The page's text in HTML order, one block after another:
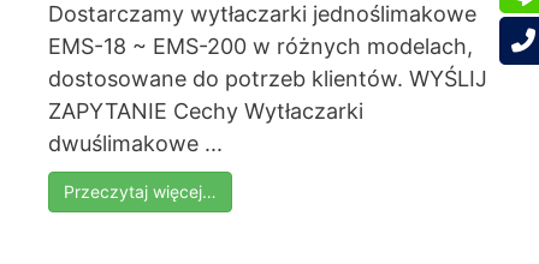
Dostarczamy wytłaczarki jednoślimakowe
EMS-18 ~ EMS-200 w różnych modelach,
dostosowane do potrzeb klientów. WYŚLIJ
ZAPYTANIE Cechy Wytłaczarki
dwuślimakowe ...
Przeczytaj więcej…